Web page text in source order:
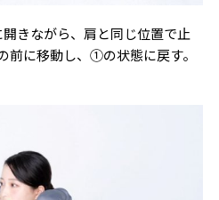
開きながら、肩と同じ位置で止
前に移動し、①の状態に戻す。